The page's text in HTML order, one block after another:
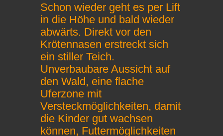
Schon wieder geht es per Lift
in die Höhe und bald wieder
abwärts. Direkt vor den
Krötennasen erstreckt sich
ein stiller Teich.
Unverbaubare Aussicht auf
den Wald, eine flache
Uferzone mit
Versteckmöglichkeiten, damit
die Kinder gut wachsen
können, Futtermöglichkeiten